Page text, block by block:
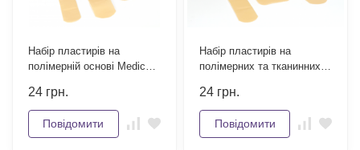
Набір пластирів на
полімерній основі Medicom
24 грн.
Повідомити
Набір пластирів на
полімерних та тканинних
шт
24 грн.
Повідомити